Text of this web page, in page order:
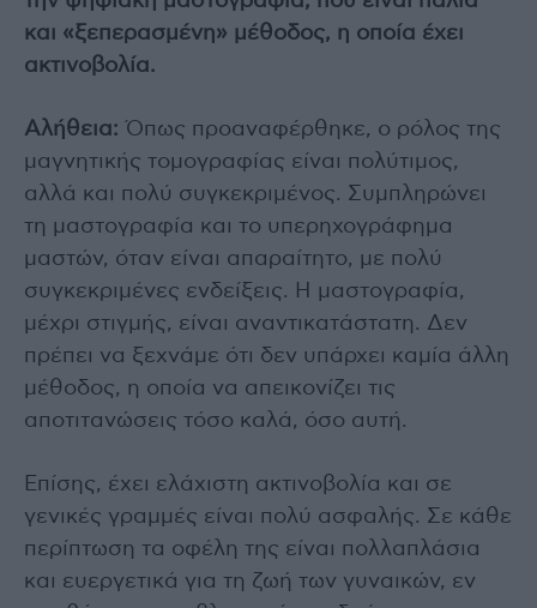
και «ξεπερασμένη» μέθοδος, η οποία έχει
ακτινοβολία.
Αλήθεια: Όπως προαναφέρθηκε, ο ρόλος της
μαγνητικής τομογραφίας είναι πολύτιμος,
αλλά και πολύ συγκεκριμένος. Συμπληρώνει
τη μαστογραφία και το υπερηχογράφημα
μαστών, όταν είναι απαραίτητο, με πολύ
συγκεκριμένες ενδείξεις. Η μαστογραφία,
μέχρι στιγμής, είναι αναντικατάστατη. Δεν
πρέπει να ξεχνάμε ότι δεν υπάρχει καμία άλλη
μέθοδος, η οποία να απεικονίζει τις
αποτιτανώσεις τόσο καλά, όσο αυτή.
Επίσης, έχει ελάχιστη ακτινοβολία και σε
γενικές γραμμές είναι πολύ ασφαλής. Σε κάθε
περίπτωση τα οφέλη της είναι πολλαπλάσια
και ευεργετικά για τη ζωή των γυναικών, εν